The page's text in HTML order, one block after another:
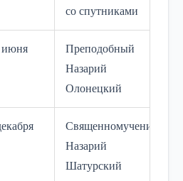
со спутниками
июня
Преподобный
Назарий
Олонецкий
Священномученик
Назарий
Шатурский